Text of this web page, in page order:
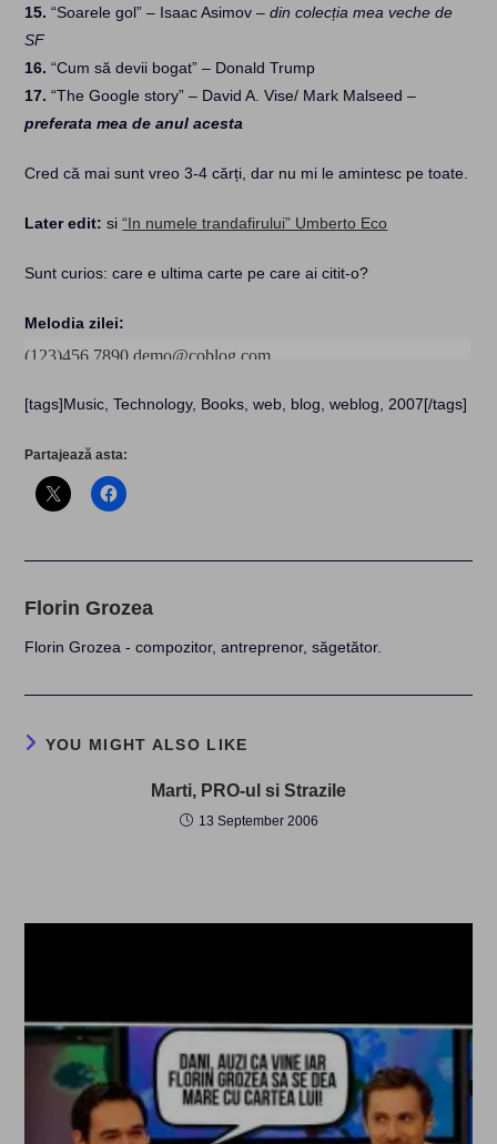
15. “Soarele gol” – Isaac Asimov –din colecția mea veche de
SF
16. “Cum să devii bogat” – Donald Trump
17. “The Google story” – David A. Vise/ Mark Malseed –
preferata mea de anul acesta
Cred că mai sunt vreo 3-4 cărți, dar nu mi le amintesc pe toate.
Later edit: si“In numele trandafirului” Umberto Eco
Sunt curios: care e ultima carte pe care ai citit-o?
Melodia zilei:
[tags]Music, Technology, Books, web, blog, weblog, 2007[/tags]
Partajează asta:
Florin Grozea
Florin Grozea - compozitor, antreprenor, săgetător.
YOU MIGHT ALSO LIKE
Marti, PRO-ul si Strazile
13 September 2006